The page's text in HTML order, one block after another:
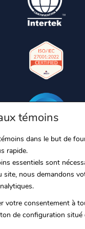
témoins
dans le but de
rapide.
essentiels sont
site, nous demandons
votre consentement à
de configuration situé